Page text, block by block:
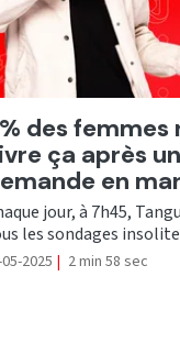
des femmes
ça après
en
jour, à 7h45,
les sondages
2025 | 2 min 58 sec